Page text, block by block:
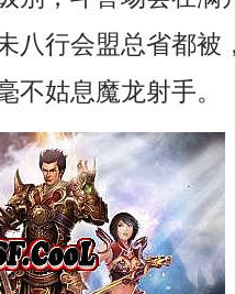
八行会盟总省都被
不姑息魔龙射手。